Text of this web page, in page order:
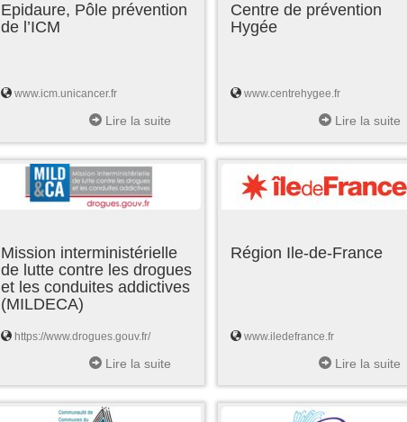
Epidaure, Pôle prévention
de l’ICM
www.icm.unicancer.fr
Lire la suite
Centre de prévention
Hygée
www.centrehygee.fr
Lire la suite
Mission interministérielle
de lutte contre les drogues
et les conduites addictives
(MILDECA)
https://www.drogues.gouv.fr/
Lire la suite
Région Ile-de-France
www.iledefrance.fr
Lire la suite